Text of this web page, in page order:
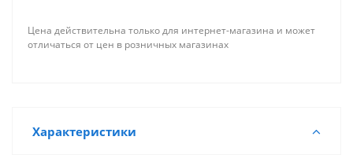
Цена действительна только для интернет-магазина и может
отличаться от цен в розничных магазинах
Характеристики